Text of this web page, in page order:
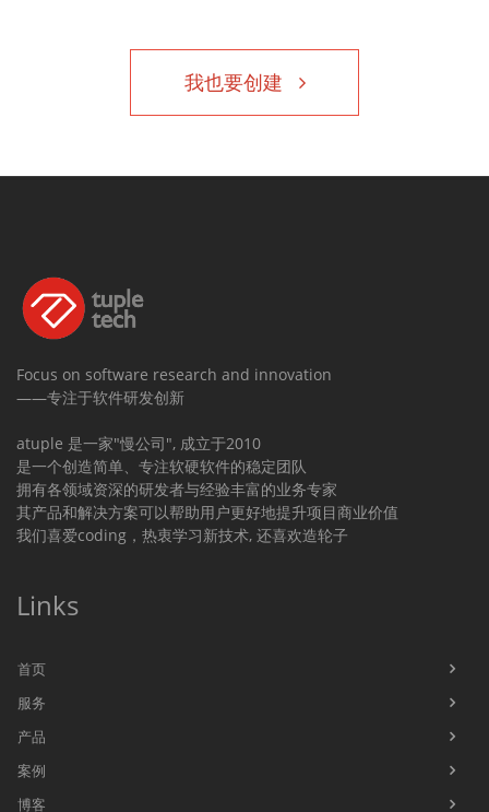
我也要创建
Focus on software research and innovation
——专注于软件研发创新
atuple 是一家"慢公司", 成立于2010
是一个创造简单、专注软硬软件的稳定团队
拥有各领域资深的研发者与经验丰富的业务专家
其产品和解决方案可以帮助用户更好地提升项目商业价值
我们喜爱coding，热衷学习新技术, 还喜欢造轮子
Links
首页
服务
产品
案例
博客